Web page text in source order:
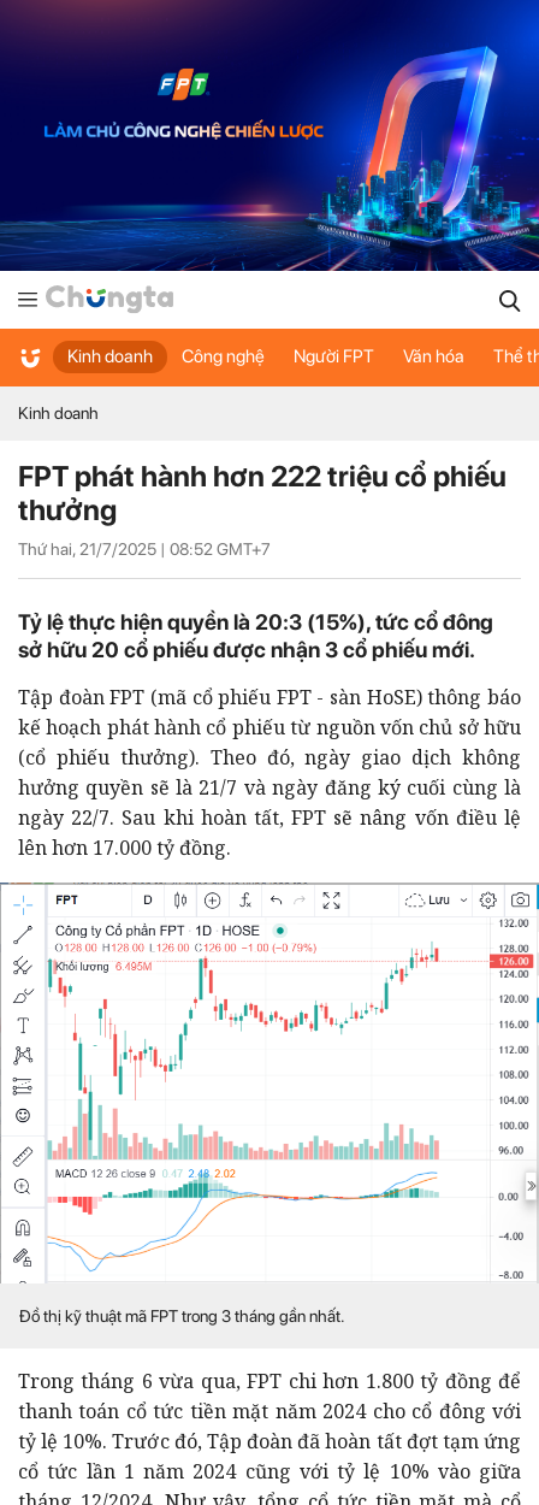
Kinh doanh Công nghệ Người FPT Văn hóa Thể
Kinh doanh
FPT phát hành hơn 222 triệu cổ phiếu
thưởng
Thứ hai, 21/7/2025 | 08:52 GMT+7
Tỷ lệ thực hiện quyền là 20:3 (15%), tức cổ đông
sở hữu 20 cổ phiếu được nhận 3 cổ phiếu mới.
Tập đoàn FPT (mã cổ phiếu FPT - sàn HoSE) thông báo
kế hoạch phát hành cổ phiếu từ nguồn vốn chủ sở hữu
(cổ phiếu thưởng). Theo đó, ngày giao dịch không
hưởng quyền sẽ là 21/7 và ngày đăng ký cuối cùng là
ngày 22/7. Sau khi hoàn tất, FPT sẽ nâng vốn điều lệ
lên hơn 17.000 tỷ đồng.
Đồ thị kỹ thuật mã FPT trong 3 tháng gần nhất.
Trong tháng 6 vừa qua, FPT chi hơn 1.800 tỷ đồng để
thanh toán cổ tức tiền mặt năm 2024 cho cổ đông với
tỷ lệ 10%. Trước đó, Tập đoàn đã hoàn tất đợt tạm ứng
cổ tức lần 1 năm 2024 cũng với tỷ lệ 10% vào giữa